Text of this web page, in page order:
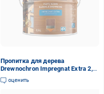
Пропитка для дерева
Drewnochron Impregnat Extra 2,5
л Зеленый (2790723771)
оценить